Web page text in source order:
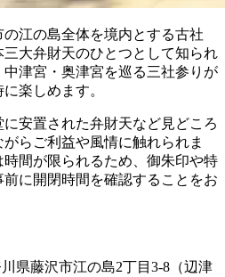
江の島全体を境内とする古社
大弁財天のひとつとして知られ
津宮・奥津宮を巡る三社参りが
楽しめます。
安置された弁財天など見どころ
らご利益や風情に触れられま
間が限られるため、御朱印や特
に開閉時間を確認することをお
川県藤沢市江の島2丁目3-8（辺津